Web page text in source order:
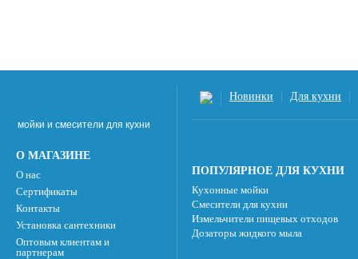
мойки и смесители для кухни
О МАГАЗИНЕ
О нас
Сертификаты
Контакты
Установка сантехники
Оптовым клиентам и
партнерам
Новинки Для кухни
ПОПУЛЯРНОЕ ДЛЯ КУХНИ
Кухонные мойки
Смесители для кухни
Измельчители пищевых отходов
Дозаторы жидкого мыла